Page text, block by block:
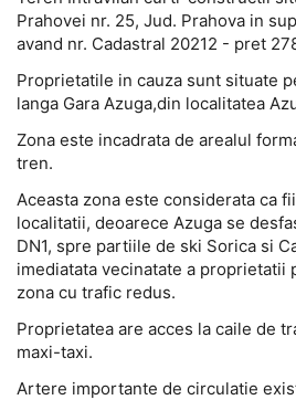
Prahovei nr. 25, Jud. Prahova in
avand nr. Cadastral 20212 - pret
Proprietatile in cauza sunt situate
langa Gara Azuga,din localitatea
Zona este incadrata de arealul
tren.
Aceasta zona este considerata ca
localitatii, deoarece Azuga se
DN1, spre partiile de ski Sorica si
imediatata vecinatate a proprietatii
zona cu trafic redus.
Proprietatea are acces la caile de
maxi-taxi.
Artere importante de circulatie